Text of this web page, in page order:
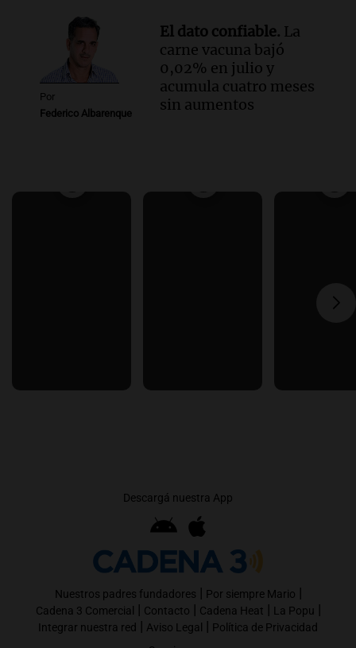
Por
Federico Albarenque
El dato confiable. La
carne vacuna bajó
0,02% en julio y
acumula cuatro meses
sin aumentos
Descargá nuestra App
Nuestros padres fundadores | Por siempre Mario |
Cadena 3 Comercial | Contacto | Cadena Heat | La Popu |
Integrar nuestra red | Aviso Legal | Política de Privacidad